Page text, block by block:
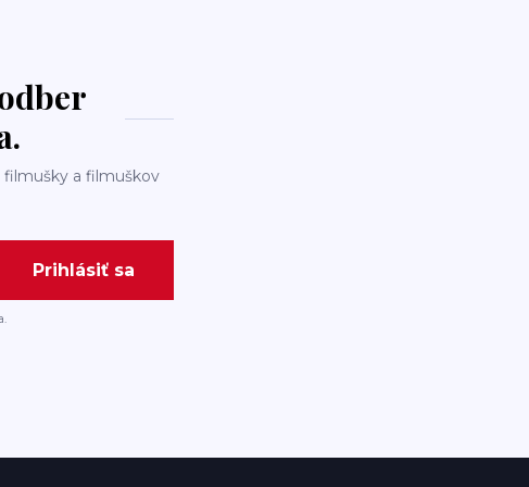
filmušky a filmuškov
Prihlásiť sa